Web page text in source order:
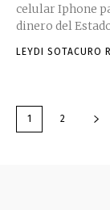
celular Iphone
dinero del
LEYDI SOTACURO
1 2